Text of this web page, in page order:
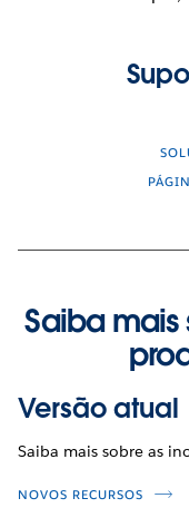
Saiba mais
Versão atual
Saiba mais sobre as
NOVOS RECURSOS